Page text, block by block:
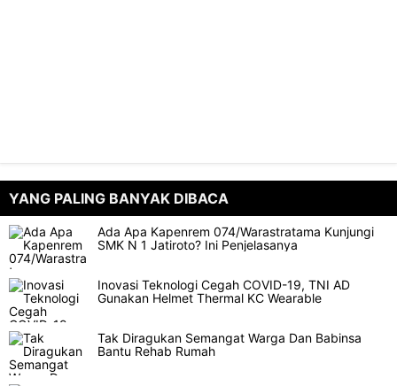
YANG PALING BANYAK DIBACA
Ada Apa Kapenrem 074/Warastratama Kunjungi
SMK N 1 Jatiroto? Ini Penjelasanya
Inovasi Teknologi Cegah COVID-19, TNI AD
Gunakan Helmet Thermal KC Wearable
Tak Diragukan Semangat Warga Dan Babinsa
Bantu Rehab Rumah